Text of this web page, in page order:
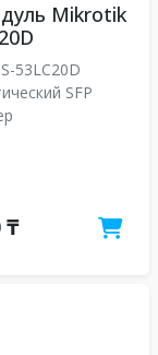
Mikrotik
S-53LC20D
SFP
₸